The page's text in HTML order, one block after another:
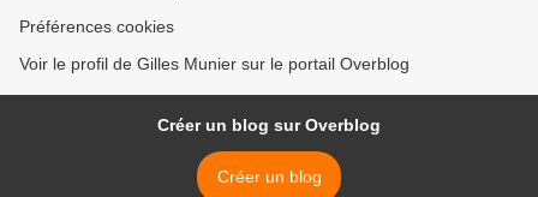
Préférences cookies
Voir le profil de Gilles Munier sur le portail Overblog
Créer un blog sur Overblog
Créer un blog